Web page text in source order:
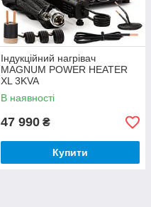
Індукційний нагрівач
MAGNUM POWER HEATER
XL 3KVA
В наявності
47 990 ₴
Купити